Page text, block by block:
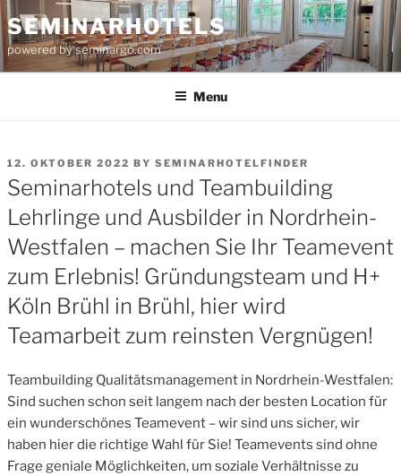
Skip
to
content
SEMINARHOTELS
powered by seminargo.com
Menu
POSTED
ON
12. OKTOBER 2022 BY SEMINARHOTELFINDER
Seminarhotels und Teambuilding
Lehrlinge und Ausbilder in Nordrhein-
Westfalen – machen Sie Ihr Teamevent
zum Erlebnis! Gründungsteam und H+
Köln Brühl in Brühl, hier wird
Teamarbeit zum reinsten Vergnügen!
Teambuilding Qualitätsmanagement in Nordrhein-Westfalen:
Sind suchen schon seit langem nach der besten Location für
ein wunderschönes Teamevent – wir sind uns sicher, wir
haben hier die richtige Wahl für Sie! Teamevents sind ohne
Frage geniale Möglichkeiten, um soziale Verhältnisse zu